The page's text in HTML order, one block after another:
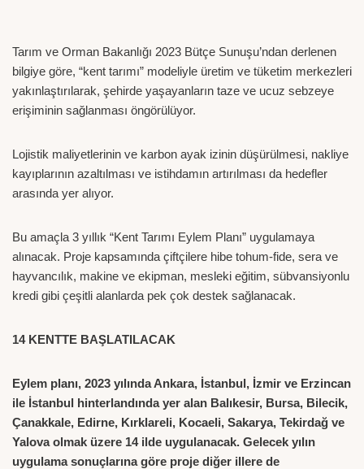
Tarım ve Orman Bakanlığı 2023 Bütçe Sunuşu’ndan derlenen
bilgiye göre, “kent tarımı” modeliyle üretim ve tüketim merkezleri
yakınlaştırılarak, şehirde yaşayanların taze ve ucuz sebzeye
erişiminin sağlanması öngörülüyor.
Lojistik maliyetlerinin ve karbon ayak izinin düşürülmesi, nakliye
kayıplarının azaltılması ve istihdamın artırılması da hedefler
arasında yer alıyor.
Bu amaçla 3 yıllık “Kent Tarımı Eylem Planı” uygulamaya
alınacak. Proje kapsamında çiftçilere hibe tohum-fide, sera ve
hayvancılık, makine ve ekipman, mesleki eğitim, sübvansiyonlu
kredi gibi çeşitli alanlarda pek çok destek sağlanacak.
14 KENTTE BAŞLATILACAK
Eylem planı, 2023 yılında Ankara, İstanbul, İzmir ve Erzincan
ile İstanbul hinterlandında yer alan Balıkesir, Bursa, Bilecik,
Çanakkale, Edirne, Kırklareli, Kocaeli, Sakarya, Tekirdağ ve
Yalova olmak üzere 14 ilde uygulanacak. Gelecek yılın
uygulama sonuçlarına göre proje diğer illere de